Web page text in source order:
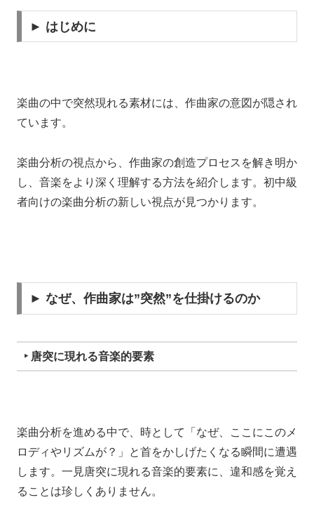
► はじめに
楽曲の中で突然現れる素材には、作曲家の意図が隠され
ています。
楽曲分析の視点から、作曲家の創造プロセスを解き明か
し、音楽をより深く理解する方法を紹介します。初中級
者向けの楽曲分析の新しい視点が見つかります。
► なぜ、作曲家は”突然”を仕掛けるのか
‣ 唐突に現れる音楽的要素
楽曲分析を進める中で、時として「なぜ、ここにこのメ
ロディやリズムが？」と首をかしげたくなる瞬間に遭遇
します。一見唐突に現れる音楽的要素に、違和感を覚え
ることは珍しくありません。